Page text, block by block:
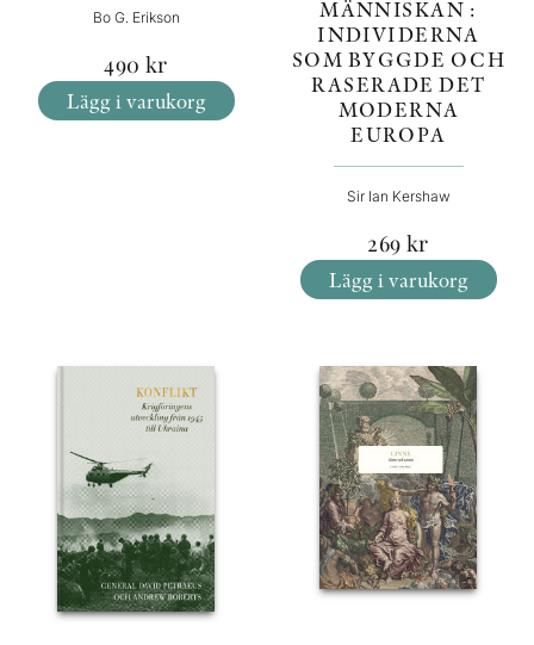
Bo G. Erikson
490 kr
Lägg i varukorg
MÄNNISKAN :
INDIVIDERNA
SOM BYGGDE OCH
RASERADE DET
MODERNA
EUROPA
Sir Ian Kershaw
269 kr
Lägg i varukorg